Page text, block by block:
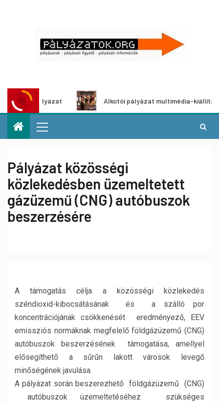
Alkotói pályázat multimédia-kiállításhoz
Pályázat közösségi
közlekedésben üzemeltetett
gázüzemű (CNG) autóbuszok
beszerzésére
A támogatás célja a közösségi közlekedés
széndioxid-kibocsátásának és a szálló por
koncentrációjának csökkenését eredményező, EEV
emissziós normáknak megfelelő földgázüzemű (CNG)
autóbuszok beszerzésének támogatása, amellyel
elősegíthető a sűrűn lakott városok levegő
minőségének javulása.
A pályázat során beszerezhető földgázüzemű (CNG)
autóbuszok üzemeltetéséhez szükséges